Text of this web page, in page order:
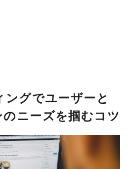
ングでユーザーと
ニーズを掴むコツ